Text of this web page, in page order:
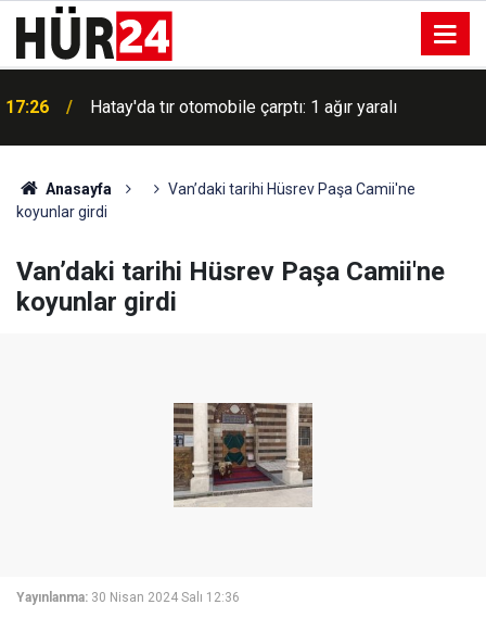
17:26 Hatay'da tır otomobile çarptı: 1 ağır yaralı
Anasayfa
Van’daki tarihi Hüsrev Paşa Camii'ne
koyunlar girdi
Van’daki tarihi Hüsrev Paşa Camii'ne
koyunlar girdi
Yayınlanma: 30 Nisan 2024 Salı 12:36